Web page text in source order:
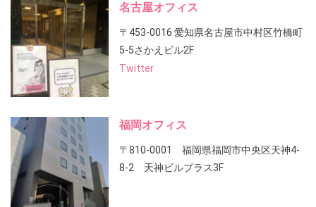
名古屋オフィス
〒453-0016 愛知県名古屋市中村区竹橋町
5-5さかえビル2F
Twitter
福岡オフィス
〒810-0001 福岡県福岡市中央区天神4-
8-2 天神ビルプラス3F